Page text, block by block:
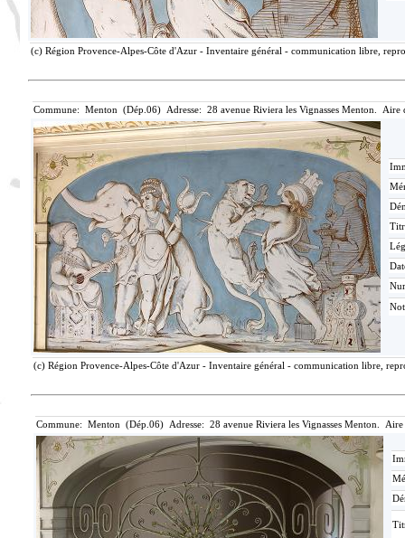
(c) Région Provence-Alpes-Côte d'Azur - Inventaire général - communication libre,
Commune: Menton (Dép.06) Adresse: 28 avenue Riviera les Vignasses Menton.
(c) Région Provence-Alpes-Côte d'Azur - Inventaire général - communication libre,
Commune: Menton (Dép.06) Adresse: 28 avenue Riviera les Vignasses Menton.